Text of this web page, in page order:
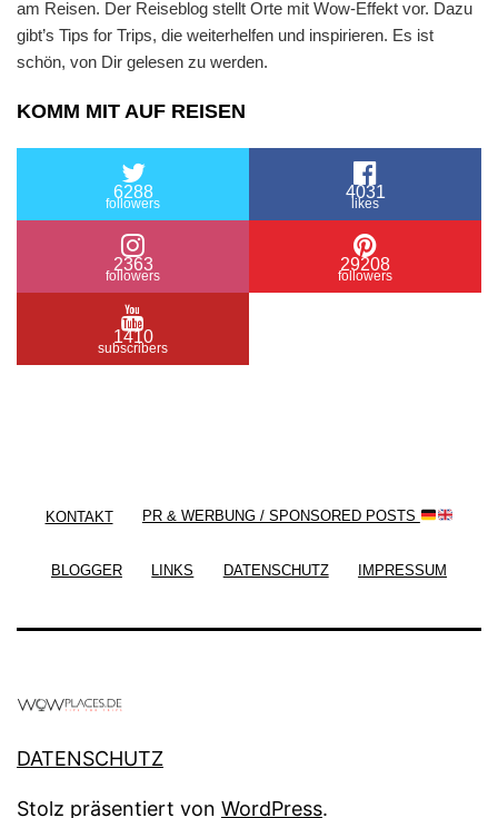
am Reisen. Der Reiseblog stellt Orte mit Wow-Effekt vor. Dazu
gibt’s Tips for Trips, die weiterhelfen und inspirieren. Es ist
schön, von Dir gelesen zu werden.
KOMM MIT AUF REISEN
6288
followers
4031
likes
2363
followers
29208
followers
1410
subscribers
KONTAKT PR & WERBUNG / SPONSORED POSTS
BLOGGER LINKS DATENSCHUTZ IMPRESSUM
DATENSCHUTZ
Stolz präsentiert von WordPress.